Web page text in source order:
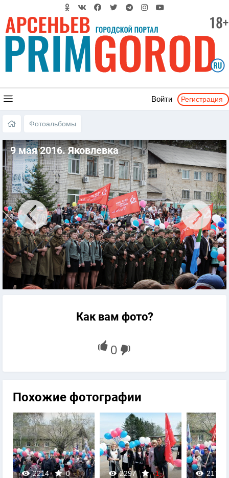
Войти Регистрация
Фотоальбомы
9 мая 2016. Яковлевка
Как вам фото?
Похожие фотографии
2214
0
2297
-1
2178